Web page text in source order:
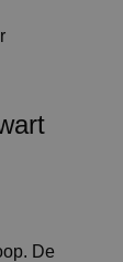
De